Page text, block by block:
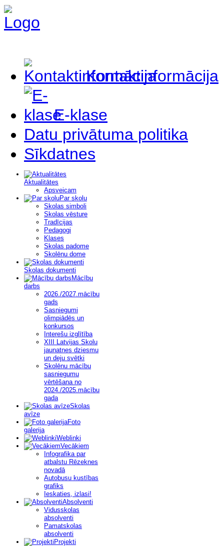
Kontaktinformācija
E-klase
Datu privātuma politika
Sīkdatnes
Aktualitātes
Apsveicam
Par skolu
Skolas simboli
Skolas vēsture
Tradīcijas
Pedagogi
Klases
Skolas padome
Skolēnu dome
Skolas dokumenti
Mācību
darbs
2026./2027.mācību
gads
Sasniegumi
olimpiādēs un
konkursos
Interešu izglītība
XIII Latvijas Skolu
jaunatnes dziesmu
un deju svētki
Skolēnu mācību
sasniegumu
vērtēšana no
2024./2025.mācību
gada
Skolas
avīze
Foto
galerija
Weblinki
Vecākiem
Infografika par
atbalstu Rēzeknes
novadā
Autobusu kustības
grafiks
Ieskaties, izlasi!
Absolventi
Vidusskolas
absolventi
Pamatskolas
absolventi
Projekti